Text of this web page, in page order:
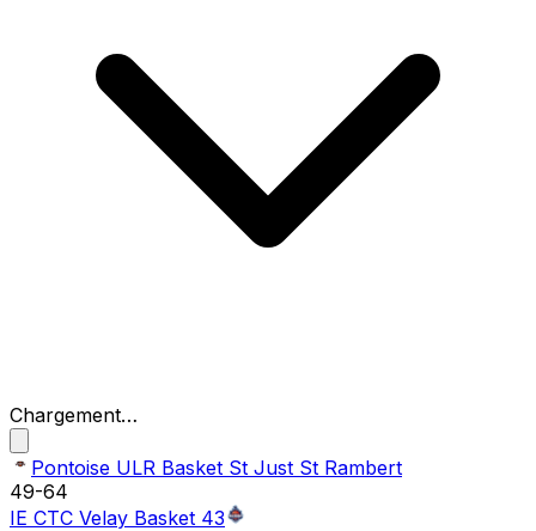
Chargement…
Pontoise ULR Basket St Just St Rambert
49-64
IE CTC Velay Basket 43